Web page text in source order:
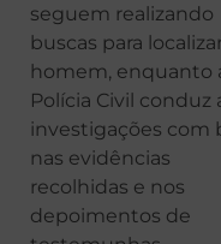
seguem realizando
buscas para
homem, enquanto
Polícia Civil conduz
investigações com
nas evidências
recolhidas e nos
depoimentos de